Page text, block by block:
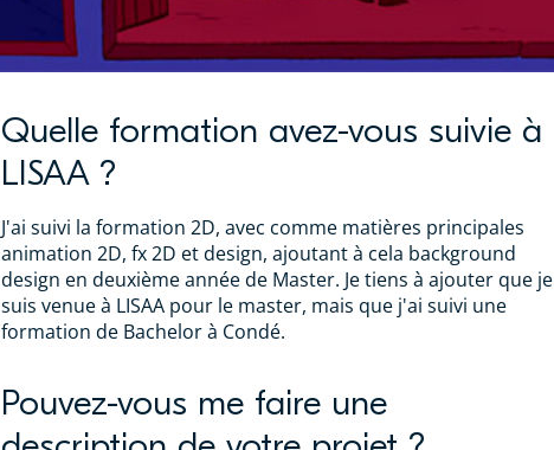
Quelle formation avez-vous suivie à
LISAA ?
J'ai suivi la formation 2D, avec comme matières principales
animation 2D, fx 2D et design, ajoutant à cela background
design en deuxième année de Master. Je tiens à ajouter que je
suis venue à LISAA pour le master, mais que j'ai suivi une
formation de Bachelor à Condé.
Pouvez-vous me faire une